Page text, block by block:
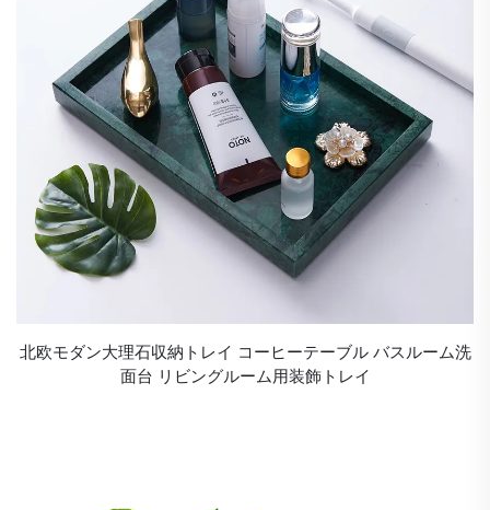
北欧モダン大理石収納トレイ コーヒーテーブル バスルーム洗
面台 リビングルーム用装飾トレイ